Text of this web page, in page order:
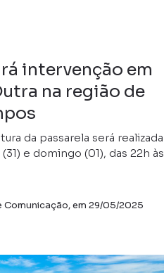
intervenção em
na região de
da passarela será realizada
e domingo (01), das 22h às
em 29/05/2025